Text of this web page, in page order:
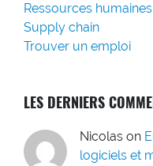
Ressources
Supply chain
Trouver un emploi
LES DERNIERS
Nicolas on
logiciels et